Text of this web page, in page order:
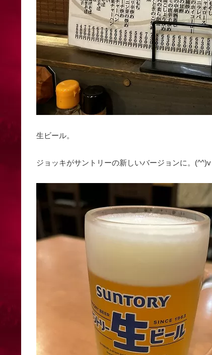
生ビール。
ジョッキがサントリーの新しいバージョンに。(^^)v